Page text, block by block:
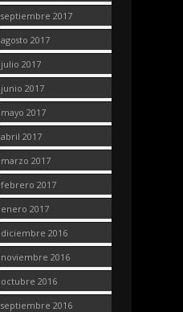
septiembre 2017
agosto 2017
julio 2017
junio 2017
mayo 2017
abril 2017
marzo 2017
febrero 2017
enero 2017
diciembre 2016
noviembre 2016
octubre 2016
septiembre 2016